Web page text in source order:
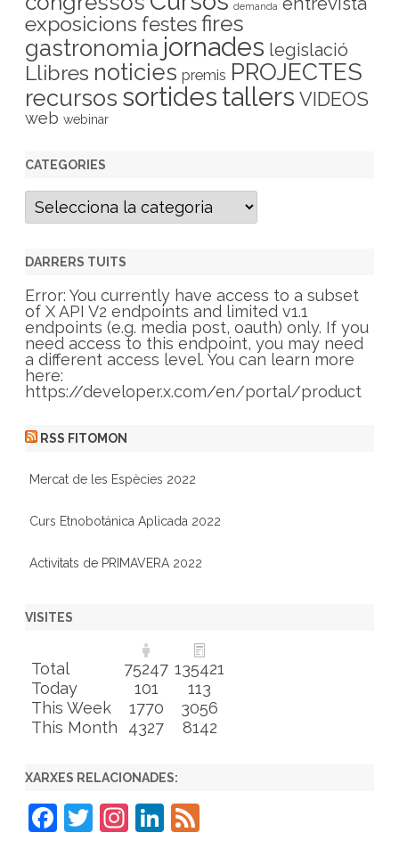
demanda
exposicions festesfires
gastronomia jornades legislació
Llibres noticies premis PROJECTES
recursos sortides tallers VIDEOS
web webinar
CATEGORIES
C
g
r
i
e
s
DARRERS TUITS
Error: You currently have access to a subset
of X API V2 endpoints and limited v1.1
endpoints (e.g. media post, oauth) only. If you
need access to this endpoint, you may need
a different access level. You can learn more
here:
https://developer.x.com/en/portal/product
RSS FITOMON
Mercat de les Espècies 2022
Curs Etnobotánica Aplicada 2022
Activitats de PRIMAVERA 2022
VISITES
Total 75247 135421
Today
101
113
This Week
1770
3056
This Month
4327 8142
XARXES RELACIONADES:
F
T
In Li